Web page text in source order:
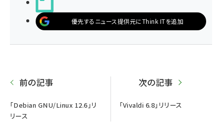
優先するニュース提供元にThink ITを追加
前の記事
「Debian GNU/Linux 12.6」リ
リース
次の記事
「Vivaldi 6.8」リリース